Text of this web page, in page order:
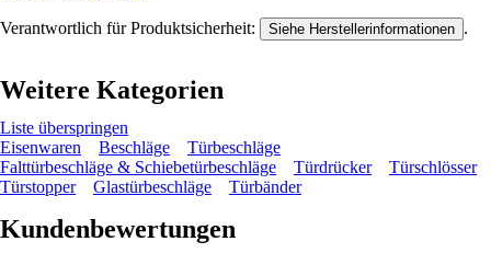
Verantwortlich für Produktsicherheit: Siehe Herstellerinformationen .
Weitere Kategorien
Liste überspringen
Eisenwaren
Beschläge
Türbeschläge
Falttürbeschläge & Schiebetürbeschläge
Türdrücker
Türschlösser
Türstopper
Glastürbeschläge Türbänder
Kundenbewertungen